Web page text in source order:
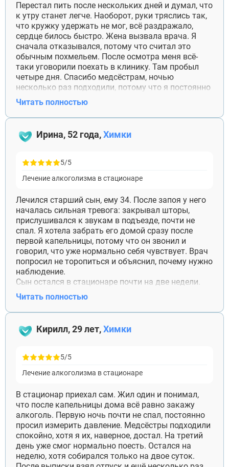
Перестал пить после нескольких дней и думал, что
к утру станет легче. Наоборот, руки тряслись так,
что кружку удержать не мог, всё раздражало,
сердце билось быстро. Жена вызвала врача. Я
сначала отказывался, потому что считал это
обычным похмельем. После осмотра меня всё-
таки уговорили поехать в клинику. Там пробыл
четыре дня. Спасибо медсёстрам, ночью
несколько раз подходили, потому что я постоянно
просыпался и паниковал. После выписки слабость
оставалась, но уже мог нормально есть и спать.
Читать полностью
Ирина, 52 года,Химки
5/5
Лечение алкоголизма в стационаре
Лечился старший сын, ему 34. После запоя у него
началась сильная тревога: закрывал шторы,
прислушивался к звукам в подъезде, почти не
спал. Я хотела забрать его домой сразу после
первой капельницы, потому что он звонил и
говорил, что уже нормально себя чувствует. Врач
попросил не торопиться и объяснил, почему нужно
наблюдение.
Сын остался в стационаре почти на две недели.
Первые дни злился на нас, потом сам попросил
привезти чистую одежду и ноутбук. Сейчас
прошло около пяти месяцев. Живёт отдельно,
консультации. Благодарна, что тогда меня
Читать полностью
Кирилл, 29 лет,Химки
5/5
Лечение алкоголизма в стационаре
В стационар приехал сам. Жил один и понимал,
что после капельницы дома всё равно закажу
алкоголь. Первую ночь почти не спал, постоянно
просил измерить давление. Медсёстры подходили
спокойно, хотя я их, наверное, достал. На третий
день уже смог нормально поесть. Остался на
неделю, хотя собирался только на двое суток.